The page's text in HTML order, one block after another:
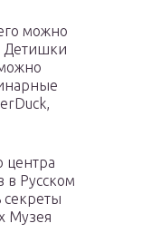
можно
Детишки
центра
в Русском
секреты
Музея